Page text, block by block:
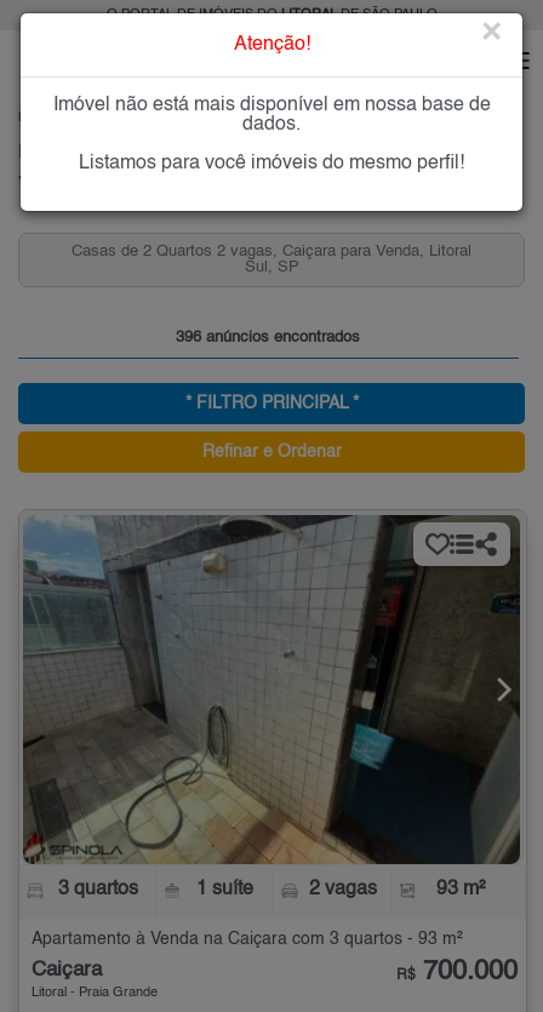
O PORTAL DE IMÓVEIS DOLITORALDE SÃO PAULO
PRAIA GRANDE
Imóveis à Venda na Caiçara, Praia Grande
Vila Caiçara - Praia Grande, Litoral
Apartamentos 2 Quartos Caiçara, Praia Grande, Litoral
Sul, SP para venda
396 anúncios encontrados
* FILTRO PRINCIPAL *
Refinar e Ordenar
3 quartos 1 suíte 2 vagas 93 m²
Apartamento à Venda na Caiçara com 3 quartos - 93 m²
Caiçara
Litoral - Praia Grande
R$ 700.000
Atenção! ×
Imóvel não está mais disponível em nossa base de
dados.
Listamos para você imóveis do mesmo perfil!